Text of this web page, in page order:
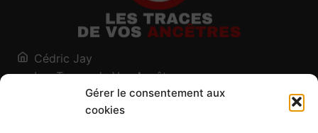
Gérer le consentement aux
cookies
Cédric Jay
Les Traces de Vos Ancêtres
120, chemin des Salines
73200 Albertville - Savoie